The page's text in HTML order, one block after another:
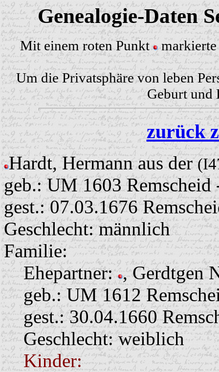
Genealogie-Daten
Mit einem roten Punkt markierte
Um die Privatsphäre von leben
Geburt und
zurück
Hardt, Hermann aus der
geb.: UM 1603 Remscheid
gest.: 07.03.1676
Geschlecht: männlich
Familie:
Ehepartner: , Gerdtgen
geb.: UM 1612
gest.: 30.04.1660
Geschlecht: weiblich
Kinder: